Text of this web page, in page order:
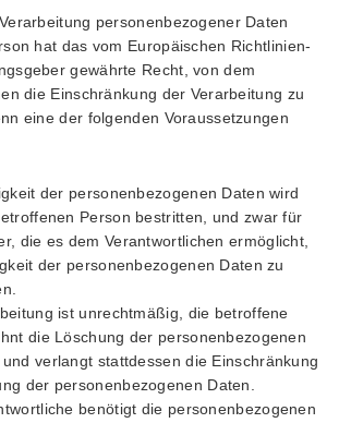
personenbezogener Daten
hat das vom Europäischen Richtlinien-
gewährte Recht, von dem
die Einschränkung der Verarbeitung zu
eine der folgenden Voraussetzungen
der personenbezogenen Daten wird
Person bestritten, und zwar für
die es dem Verantwortlichen ermöglicht,
der personenbezogenen Daten zu
ist unrechtmäßig, die betroffene
die Löschung der personenbezogenen
verlangt stattdessen die Einschränkung
der personenbezogenen Daten.
benötigt die personenbezogenen